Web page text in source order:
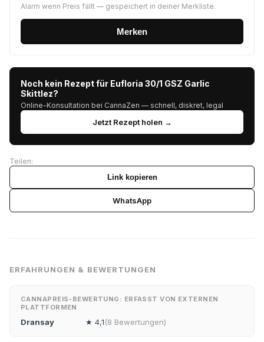
Alarm wenn Preis fällt — gespeichert in deiner Merkliste.
Merken
Noch kein Rezept für Eufloria 30/1 GSZ Garlic
Skittlez?
Online-Konsultation bei CannaZen — schnell, diskret, legal
Jetzt Rezept holen →
Teilen:
Link kopieren
WhatsApp
ERFAHRUNGEN & BEWERTUNGEN
CANNAPREIS-BEWERTUNG: ERFASST VON EXTERNEN
PLATTFORMEN
Dransay ★ 4,1(8 Bewertungen)